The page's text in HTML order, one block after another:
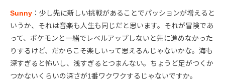
Sunny ：少し先に新しい挑戦があることでパッションが増えると
いうか、それは音楽も人生も同じだと思います。それが冒険であ
って、ポケモンと一緒でレベルアップしないと先に進めなかった
りするけど、だからこそ楽しいって思えるんじゃないかな。海も
深すぎると怖いし、浅すぎるとつまんない。ちょうど足がつくか
つかないくらいの深さが1番ワクワクするじゃないですか。